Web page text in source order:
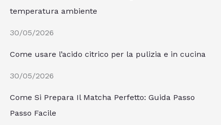
temperatura ambiente
30/05/2026
Come usare l’acido citrico per la pulizia e in cucina
30/05/2026
Come Si Prepara Il Matcha Perfetto: Guida Passo
Passo Facile